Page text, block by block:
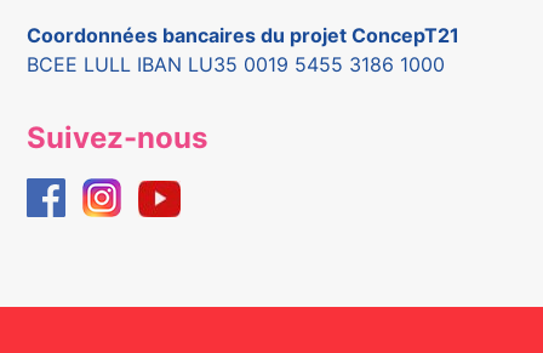
Coordonnées bancaires du projet ConcepT21
BCEE LULL IBAN LU35 0019 5455 3186 1000
Suivez-nous